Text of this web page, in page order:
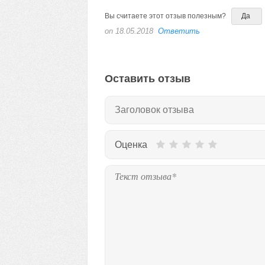
Вы считаете этот отзыв полезным? Да
on 18.05.2018 Ответить
Оставить отзыв
Оценка